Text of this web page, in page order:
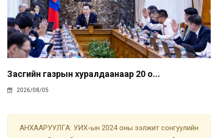
Засгийн газрын хуралдаанаар 20 о...
2026/08/05
АНХААРУУЛГА: УИХ-ын 2024 оны ээлжит сонгуулийн